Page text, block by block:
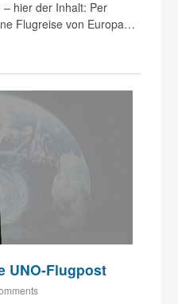
hier der Inhalt: Per
Flugreise von Europa…
UNO-Flugpost